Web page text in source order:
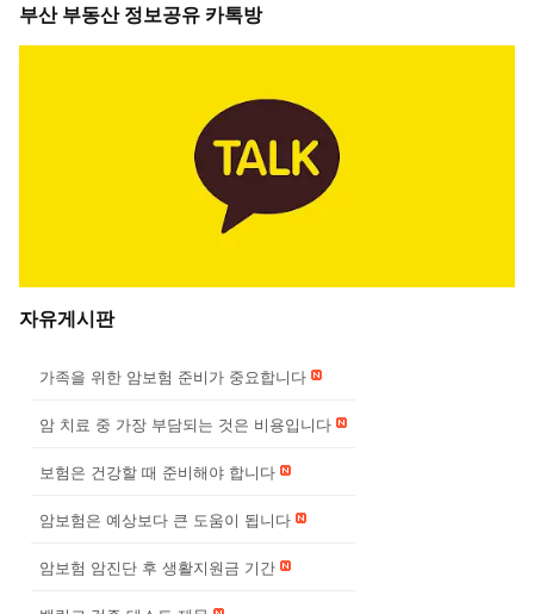
부산 부동산 정보공유 카톡방
자유게시판
가족을 위한 암보험 준비가 중요합니다
암 치료 중 가장 부담되는 것은 비용입니다
보험은 건강할 때 준비해야 합니다
암보험은 예상보다 큰 도움이 됩니다
암보험 암진단 후 생활지원금 기간